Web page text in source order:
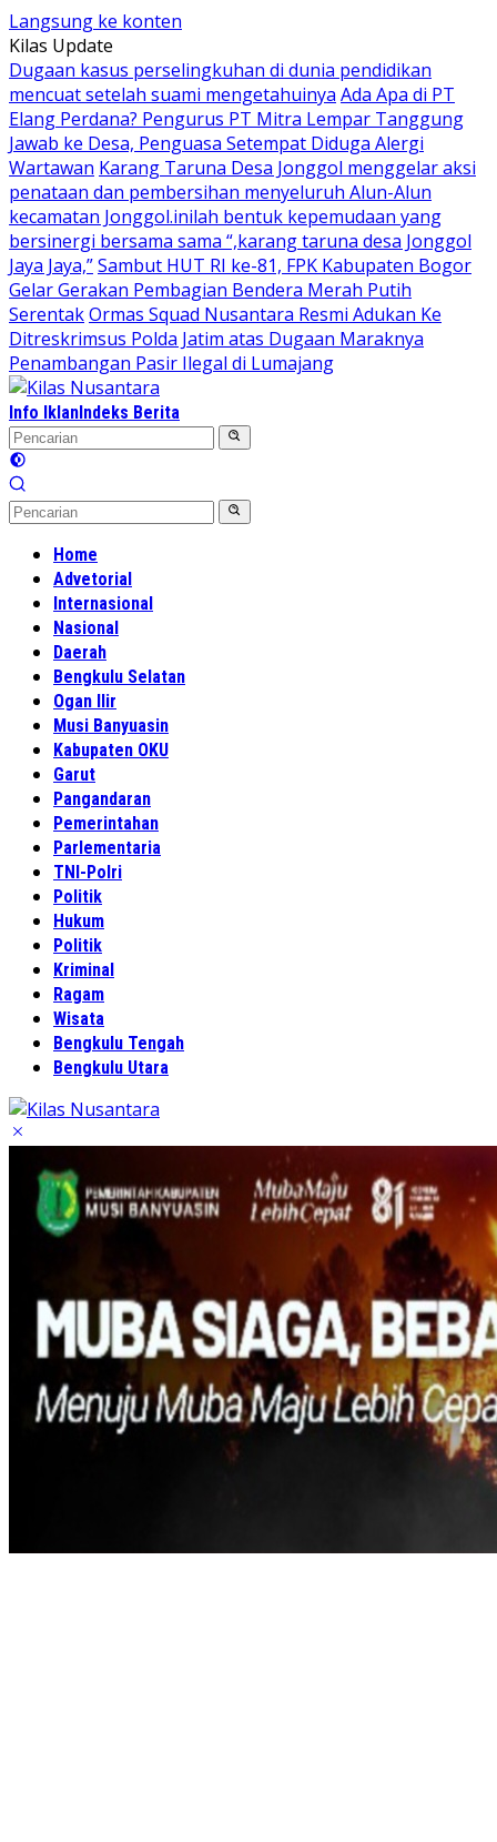
Langsung ke konten
Kilas Update
Dugaan kasus perselingkuhan di dunia pendidikan
mencuat setelah suami mengetahuinya Ada Apa di PT
Elang Perdana? Pengurus PT Mitra Lempar Tanggung
Jawab ke Desa, Penguasa Setempat Diduga Alergi
Wartawan Karang Taruna Desa Jonggol menggelar aksi
penataan dan pembersihan menyeluruh Alun-Alun
kecamatan Jonggol.inilah bentuk kepemudaan yang
bersinergi bersama sama “,karang taruna desa Jonggol
Jaya Jaya,”Sambut HUT RI ke-81, FPK Kabupaten Bogor
Gelar Gerakan Pembagian Bendera Merah Putih
SerentakOrmas Squad Nusantara Resmi Adukan Ke
Ditreskrimsus Polda Jatim atas Dugaan Maraknya
Penambangan Pasir Ilegal di Lumajang
Info IklanIndeks Berita
Home
Advetorial
Internasional
Nasional
Daerah
Bengkulu Selatan
Ogan Ilir
Musi Banyuasin
Kabupaten OKU
Garut
Pangandaran
Pemerintahan
Parlementaria
TNI-Polri
Politik
Hukum
Politik
Kriminal
Ragam
Wisata
Bengkulu Tengah
Bengkulu Utara